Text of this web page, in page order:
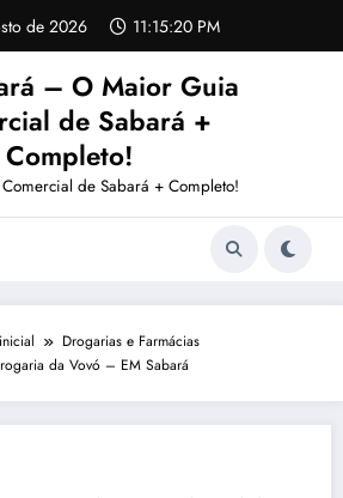
de 2026 11:15:21 PM
– O Maior Guia
de Sabará +
Completo!
de Sabará + Completo!
Drogarias e Farmácias
da Vovó – EM Sabará